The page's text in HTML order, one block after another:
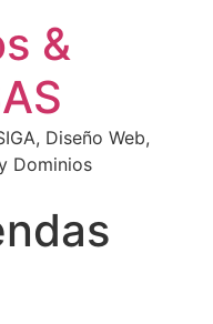
&
Diseño Web,
Dominios